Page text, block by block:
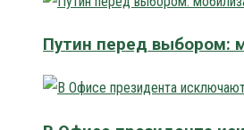
Путин перед выбором: